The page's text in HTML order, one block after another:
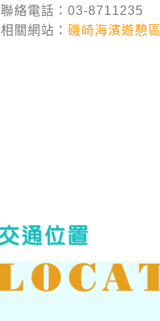
聯絡電話：03-8711235
相關網站： 磯崎海濱遊憩區